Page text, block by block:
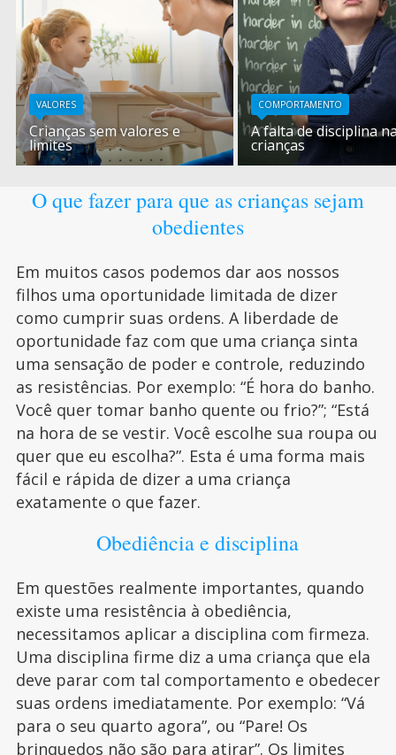
VALORES
Crianças sem valores e
limites
COMPORTAMENTO
A falta de disciplina
crianças
O que fazer para que as crianças sejam
obedientes
Em muitos casos podemos dar aos nossos
filhos uma oportunidade limitada de dizer
como cumprir suas ordens. A liberdade de
oportunidade faz com que uma criança sinta
uma sensação de poder e controle, reduzindo
as resistências. Por exemplo: “É hora do banho.
Você quer tomar banho quente ou frio?”; “Está
na hora de se vestir. Você escolhe sua roupa ou
quer que eu escolha?”. Esta é uma forma mais
fácil e rápida de dizer a uma criança
exatamente o que fazer.
Obediência e disciplina
Em questões realmente importantes, quando
existe uma resistência à obediência,
necessitamos aplicar a disciplina com firmeza.
Uma disciplina firme diz a uma criança que ela
deve parar com tal comportamento e obedecer
suas ordens imediatamente. Por exemplo: “Vá
para o seu quarto agora”, ou “Pare! Os
brinquedos não são para atirar”. Os limites